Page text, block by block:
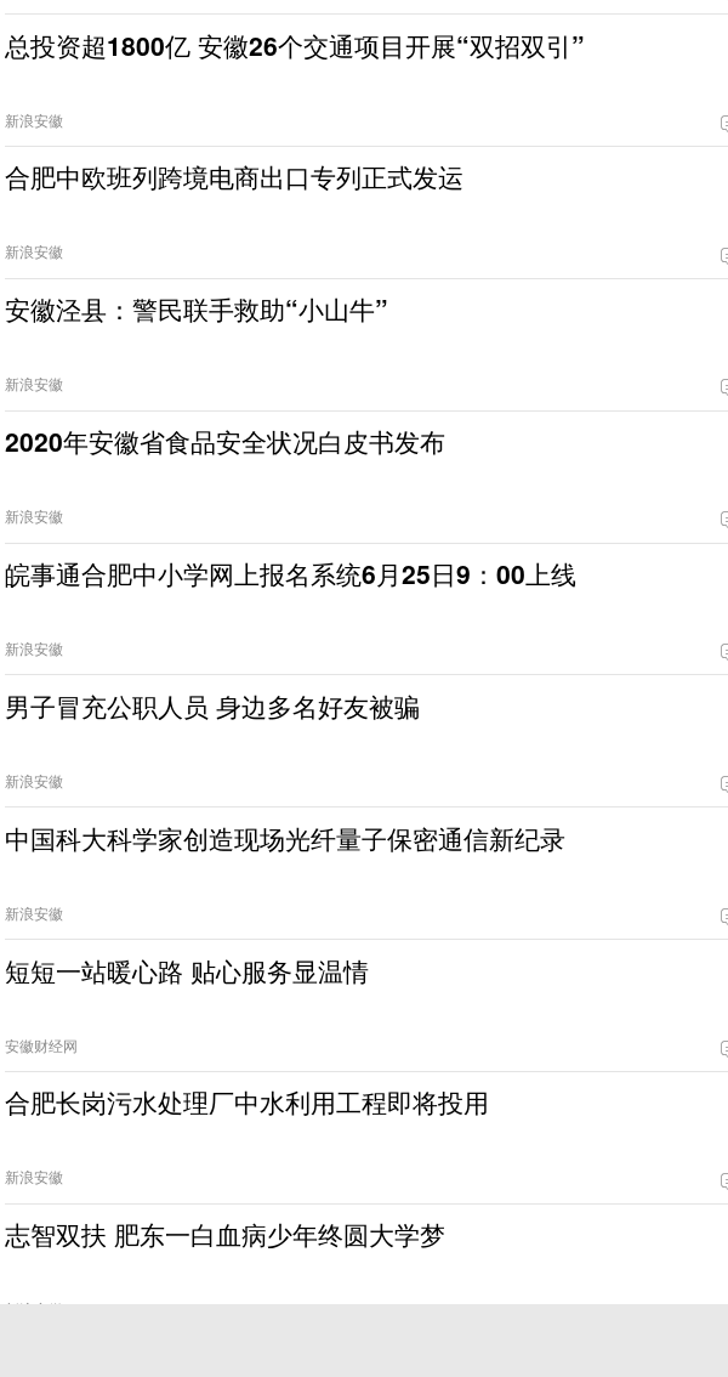
总投资超1800亿 安徽26个交通项目开展“双招双引”
新浪安徽
合肥中欧班列跨境电商出口专列正式发运
新浪安徽
安徽泾县：警民联手救助“小山牛”
新浪安徽
2020年安徽省食品安全状况白皮书发布
新浪安徽
皖事通合肥中小学网上报名系统6月25日9：00上线
新浪安徽
男子冒充公职人员 身边多名好友被骗
新浪安徽
中国科大科学家创造现场光纤量子保密通信新纪录
新浪安徽
短短一站暖心路 贴心服务显温情
安徽财经网
合肥长岗污水处理厂中水利用工程即将投用
新浪安徽
志智双扶 肥东一白血病少年终圆大学梦
新浪安徽